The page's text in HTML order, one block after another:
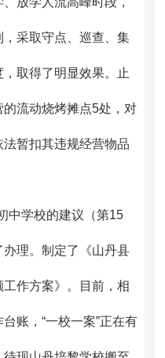
采取守点、巡查、集
取得了明显效果。止
流动烧烤摊点5处，对
暂扣其违规经营物品
中学校的建议（第15
理。 制定了《山丹县
作方案》。目前，相
账，“一校一案”正在有